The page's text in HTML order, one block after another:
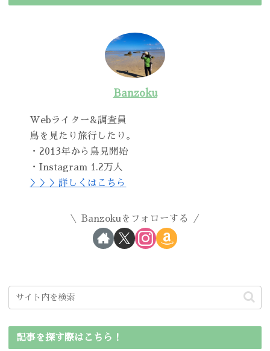
Banzoku
Webライター&調査員
鳥を見たり旅行したり。
・2013年から鳥見開始
・Instagram 1.2万人
＞＞＞詳しくはこちら
Banzokuをフォローする
記事を探す際はこちら！